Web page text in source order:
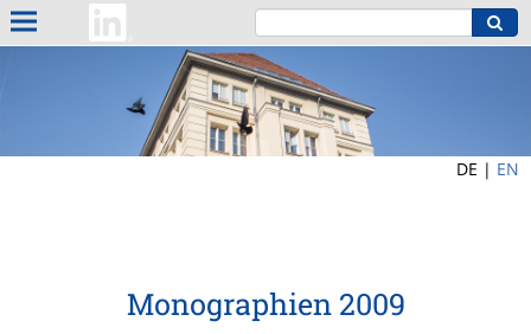
DE | EN
Monographien 2009